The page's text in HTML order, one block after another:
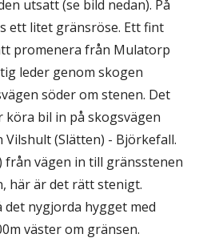
utsatt (se bild nedan). På
ett litet gränsröse. Ett fint
promenera från Mulatorp
leder genom skogen
söder om stenen. Det
köra bil in på skogsvägen
(Slätten) - Björkefall.
från vägen in till gränsstenen
här är det rätt stenigt.
nygjorda hygget med
väster om gränsen.